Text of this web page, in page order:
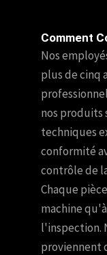
Comment
Nos
plus de cinq
nos produits
techniques
conformité
contrôle de
Chaque
machine
l'inspection.
proviennent